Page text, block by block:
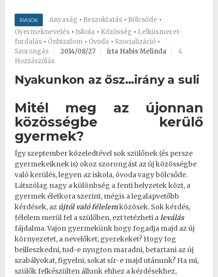
ÍRÁSOK Anyaság • Beszoktatás • Bölcsőde •
Gyermeknevelés • Iskola • Közösség • Lelkiismeret-
furdalás • Önbizalom • Óvoda • Szocializáció •
Szorongás
2014/08/27 írta Habis Melinda
4
Hozzászólás
Nyakunkon az ősz…irány a suli
Mitél meg az újonnan
közösségbe kerülő
gyermek?
Így szeptember közeledtével sok szülőnek (és persze
gyermekeiknek is) okoz szorongást az új közösségbe
való kerülés, legyen az iskola, óvoda vagy bölcsőde.
Látszólag nagy a különbség a fenti helyzetek közt, a
gyermek életkora szerint, mégis a legalapvetőbb
kérdések, az újtól való félelemközösek. Sok kérdés,
félelem merül fel a szülőben, ezt tetézheti aleválás
fájdalma. Vajon gyermekünk hogy fogadja majd az új
környezetet, a nevelőket, gyerekeket? Hogy fog
beilleszkedni, tud-e nyugton maradni, betartani az új
szabályokat, figyelni, sokat sír-e majd utánunk? Ha mi,
szülők felkészülten állunk ehhez a kérdésekhez,